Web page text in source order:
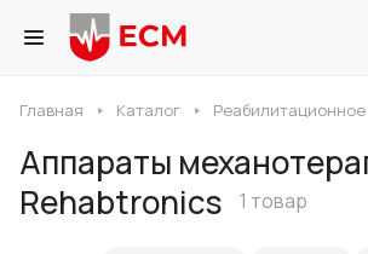
Главная Каталог
Аппараты
Rehabtronics
1 товар